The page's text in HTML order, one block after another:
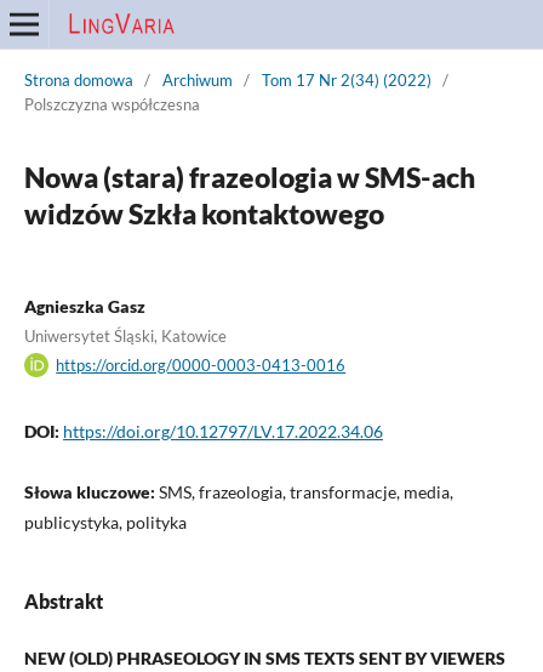
Strona domowa / Archiwum / Tom 17 Nr 2(34) (2022)
/
Polszczyzna współczesna
Nowa (stara) frazeologia w SMS-ach
widzów Szkła kontaktowego
Agnieszka Gasz
Uniwersytet Śląski, Katowice
https://orcid.org/0000-0003-0413-0016
DOI: https://doi.org/10.12797/LV.17.2022.34.06
Słowa kluczowe: SMS, frazeologia, transformacje, media,
publicystyka, polityka
Abstrakt
NEW (OLD) PHRASEOLOGY IN SMS TEXTS SENT BY VIEWERS